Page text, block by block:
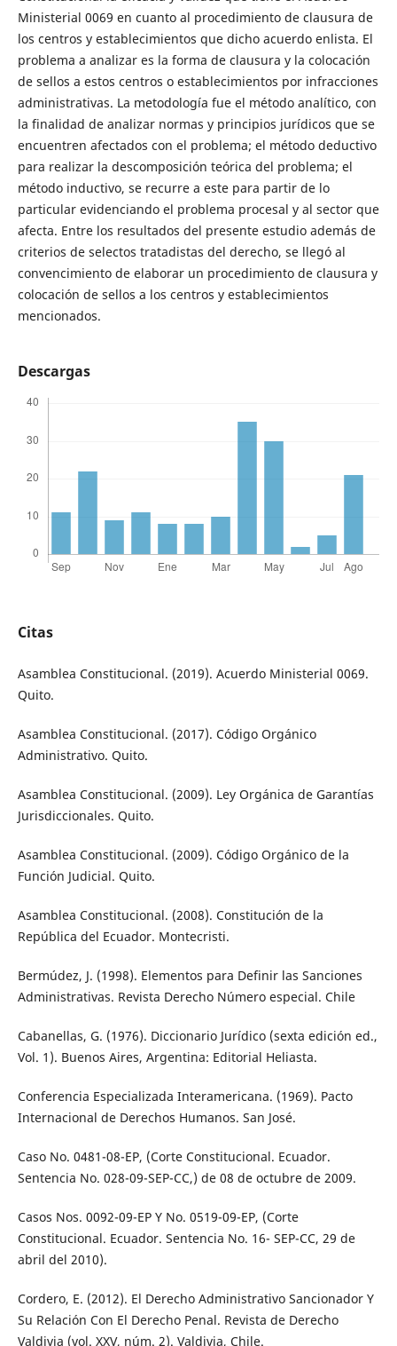
Ministerial 0069 en cuanto al procedimiento de clausura de
los centros y establecimientos que dicho acuerdo enlista. El
problema a analizar es la forma de clausura y la colocación
de sellos a estos centros o establecimientos por infracciones
administrativas. La metodología fue el método analítico, con
la finalidad de analizar normas y principios jurídicos que se
encuentren afectados con el problema; el método deductivo
para realizar la descomposición teórica del problema; el
método inductivo, se recurre a este para partir de lo
particular evidenciando el problema procesal y al sector que
afecta. Entre los resultados del presente estudio además de
criterios de selectos tratadistas del derecho, se llegó al
convencimiento de elaborar un procedimiento de clausura y
colocación de sellos a los centros y establecimientos
mencionados.
Descargas
Citas
Asamblea Constitucional. (2019). Acuerdo Ministerial 0069.
Quito.
Asamblea Constitucional. (2017). Código Orgánico
Administrativo. Quito.
Asamblea Constitucional. (2009). Ley Orgánica de Garantías
Jurisdiccionales. Quito.
Asamblea Constitucional. (2009). Código Orgánico de la
Función Judicial. Quito.
Asamblea Constitucional. (2008). Constitución de la
República del Ecuador. Montecristi.
Bermúdez, J. (1998). Elementos para Definir las Sanciones
Administrativas. Revista Derecho Número especial. Chile
Cabanellas, G. (1976). Diccionario Jurídico (sexta edición ed.,
Vol. 1). Buenos Aires, Argentina: Editorial Heliasta.
Conferencia Especializada Interamericana. (1969). Pacto
Internacional de Derechos Humanos. San José.
Caso No. 0481-08-EP, (Corte Constitucional. Ecuador.
Sentencia No. 028-09-SEP-CC,) de 08 de octubre de 2009.
Casos Nos. 0092-09-EP Y No. 0519-09-EP, (Corte
Constitucional. Ecuador. Sentencia No. 16- SEP-CC, 29 de
abril del 2010).
Cordero, E. (2012). El Derecho Administrativo Sancionador Y
Su Relación Con El Derecho Penal. Revista de Derecho
Valdivia (vol. XXV, núm. 2). Valdivia, Chile.